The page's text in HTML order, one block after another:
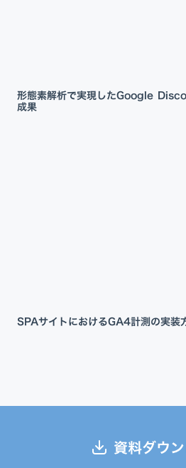
形態素解析で実現したGoogle
成果
SPAサイトにおけるGA4計測の実装
資料ダウ